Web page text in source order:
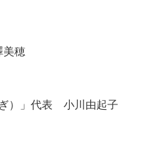
穂
）」代表 小川由起子